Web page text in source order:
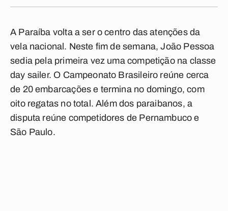
A Paraíba volta a ser o centro das atenções da
vela nacional. Neste fim de semana, João Pessoa
sedia pela primeira vez uma competição na classe
day sailer. O Campeonato Brasileiro reúne cerca
de 20 embarcações e termina no domingo, com
oito regatas no total. Além dos paraibanos, a
disputa reúne competidores de Pernambuco e
São Paulo.